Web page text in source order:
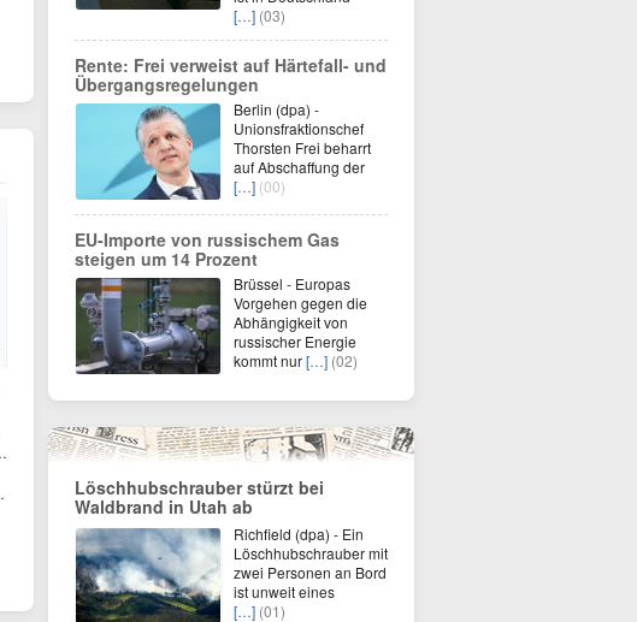
[…] (03)
Rente: Frei verweist auf Härtefall- und
Übergangsregelungen
Berlin (dpa) -
Unionsfraktionschef
Thorsten Frei beharrt
auf Abschaffung der
[…] (00)
EU-Importe von russischem Gas
steigen um 14 Prozent
Brüssel - Europas
Vorgehen gegen die
Abhängigkeit von
russischer Energie
kommt nur[…] (02)
Löschhubschrauber stürzt bei
Waldbrand in Utah ab
Richfield (dpa) - Ein
Löschhubschrauber mit
zwei Personen an Bord
ist unweit eines
[…] (01)